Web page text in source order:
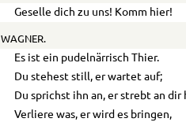
Geselle dich zu uns! Komm hier!
WAGNER.
Es ist ein pudelnärrisch Thier.
Du stehest still, er wartet auf;
Du sprichst ihn an, er strebt an dir
Verliere was, er wird es bringen,